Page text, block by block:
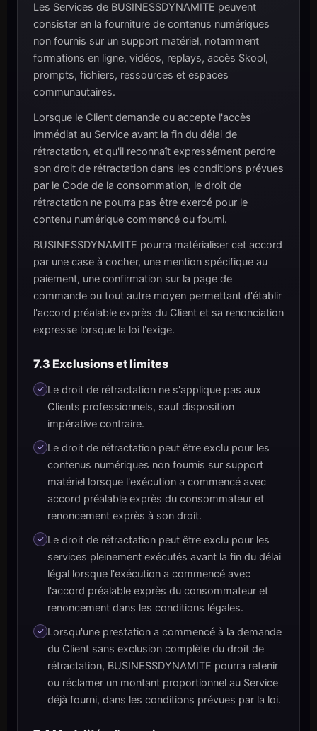
Les Services de BUSINESSDYNAMITE peuvent
consister en la fourniture de contenus numériques
non fournis sur un support matériel, notamment
formations en ligne, vidéos, replays, accès Skool,
prompts, fichiers, ressources et espaces
communautaires.
Lorsque le Client demande ou accepte l'accès
immédiat au Service avant la fin du délai de
rétractation, et qu'il reconnaît expressément perdre
son droit de rétractation dans les conditions prévues
par le Code de la consommation, le droit de
rétractation ne pourra pas être exercé pour le
contenu numérique commencé ou fourni.
BUSINESSDYNAMITE pourra matérialiser cet accord
par une case à cocher, une mention spécifique au
paiement, une confirmation sur la page de
commande ou tout autre moyen permettant d'établir
l'accord préalable exprès du Client et sa renonciation
expresse lorsque la loi l'exige.
7.3 Exclusions et limites
Le droit de rétractation ne s'applique pas aux
Clients professionnels, sauf disposition
impérative contraire.
Le droit de rétractation peut être exclu pour les
contenus numériques non fournis sur support
matériel lorsque l'exécution a commencé avec
accord préalable exprès du consommateur et
renoncement exprès à son droit.
Le droit de rétractation peut être exclu pour les
services pleinement exécutés avant la fin du délai
légal lorsque l'exécution a commencé avec
l'accord préalable exprès du consommateur et
renoncement dans les conditions légales.
Lorsqu'une prestation a commencé à la demande
du Client sans exclusion complète du droit de
rétractation, BUSINESSDYNAMITE pourra retenir
ou réclamer un montant proportionnel au Service
déjà fourni, dans les conditions prévues par la loi.